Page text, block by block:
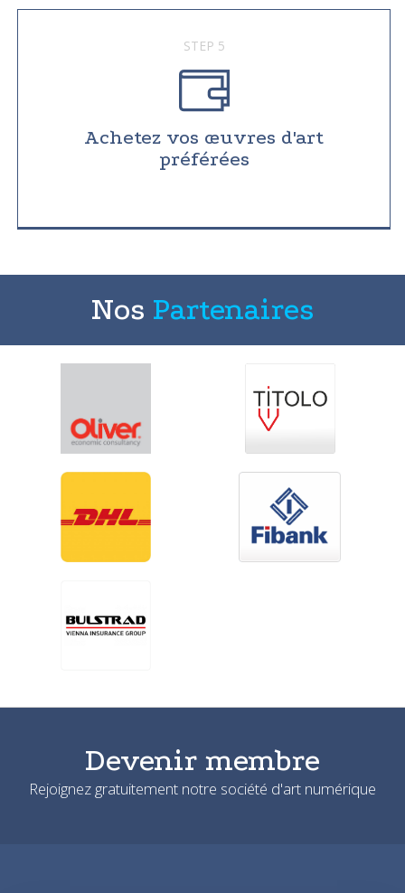
STEP 5
Achetez vos œuvres d'art
préférées
Nos Partenaires
Devenir membre
Rejoignez gratuitement notre société d'art numérique